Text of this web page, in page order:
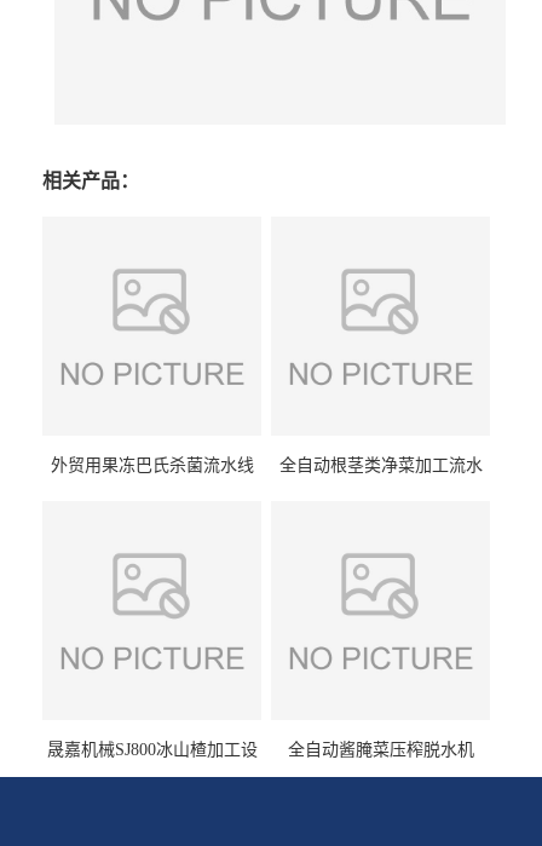
相关产品：
外贸用果冻巴氏杀菌流水线
全自动根茎类净菜加工流水
晟嘉机械SJ800冰山楂加工设
备 山楂浸糖机设备
全自动酱腌菜压榨脱水机